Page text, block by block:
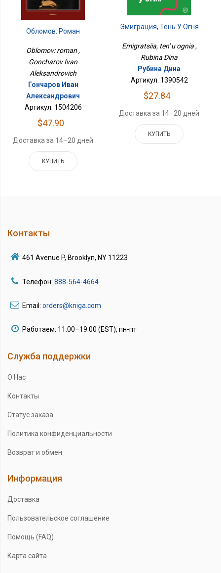
Обломов: Роман
Oblomov: roman ,
Goncharov Ivan
Aleksandrovich
Гончаров Иван
Александрович
Артикул: 1504206
$47.90
Доставка за 14–20 дней
КУПИТЬ
Эмиграция, Тень У Огня
Emigratsiia, ten' u ognia ,
Rubina Dina
Рубина Дина
Артикул: 1390542
$27.84
Доставка за 14–20 дней
КУПИТЬ
Контакты
461 Avenue P, Brooklyn, NY 11223
Телефон: 888-564-4664
Email: orders@kniga.com
Работаем: 11:00–19:00 (EST), пн-пт
Служба поддержки
О Нас
Контакты
Статус заказа
Политика конфиденциальности
Возврат и обмен
Информация
Доставка
Пользовательское соглашение
Помощь (FAQ)
Карта сайта